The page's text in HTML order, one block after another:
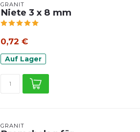
GRANIT
Niete 3 x 8 mm
0,72 €
Auf Lager
GRANIT